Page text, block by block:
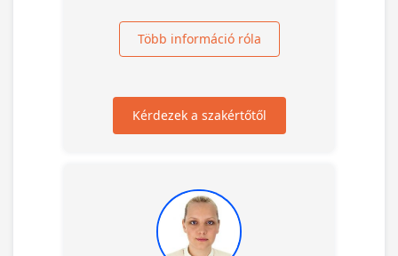
Több információ róla
Kérdezek a szakértőtől